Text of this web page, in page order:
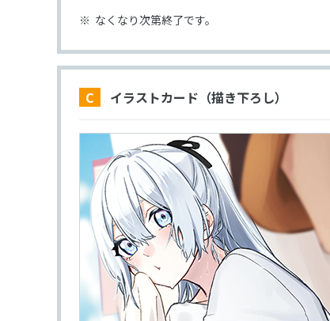
なくなり次第終了です。
C イラストカード（描き下ろし）